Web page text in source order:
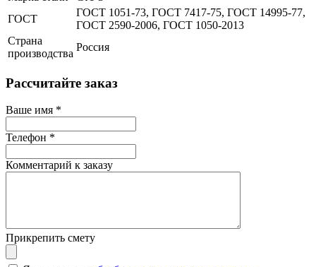
ГОСТ
ГОСТ 1051-73, ГОСТ 7417-75, ГОСТ 14995-77,
ГОСТ 2590-2006, ГОСТ 1050-2013
Страна
производства
Россия
Рассчитайте заказ
Ваше имя *
Телефон *
Комментарий к заказу
Прикрепить смету